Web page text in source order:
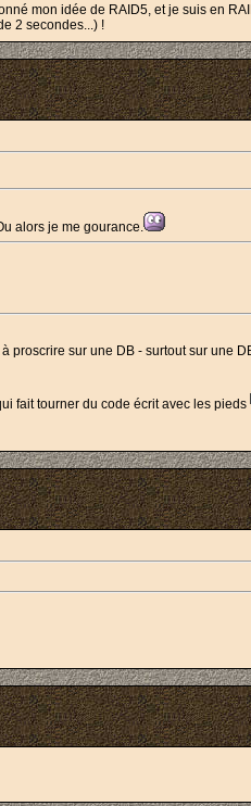
mon idée de RAID5, et je suis en
2 secondes...) !
alors je me gourance.
sur une DB - surtout sur une
fait tourner du code écrit avec les pieds